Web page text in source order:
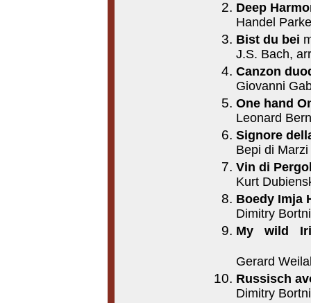
Deep
Handel
Bist du bei
J.S. Bach,
Canzon
Giovanni
One hand
Leonard
Signore
Bepi di Marzi
Vin di
Kurt
Boedy Imja
Dimitry
My wild
Gerard
Russisch
Dimitry